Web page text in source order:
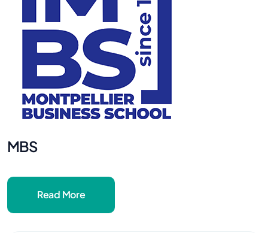
MBS
Read More